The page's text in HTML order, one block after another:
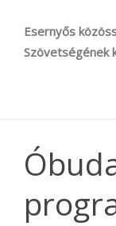
Esernyős
Szövetségének